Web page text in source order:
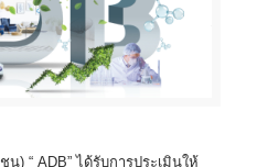
“ ADB” ได้รับการประเมินให้